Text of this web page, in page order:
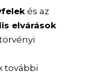
és az
elvárások
további